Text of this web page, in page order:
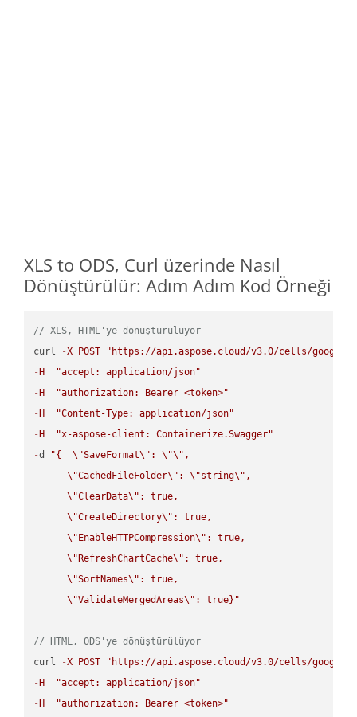
XLS to ODS, Curl üzerinde Nasıl
Dönüştürülür: Adım Adım Kod Örneği
// XLS, HTML'ye dönüştürülüyor
curl
-X POST
"https://api.aspose.cloud/v3.0/cells/
- H
"accept: application/json"
- H
"authorization: Bearer <token>"
- H
"Content-Type: application/json"
- H
"x-aspose-client: Containerize.Swagger"
-d "{ \"SaveFormat\" : \"\" ,
\"CachedFileFolder\" : \"string\" ,
\"ClearData\" : true,
\"CreateDirectory\" : true,
\" EnableHTTPCompression\" : true,
\" RefreshChartCache\" : true,
\"SortNames\" : true,
\"ValidateMergedAreas\" : true}"
// HTML, ODS'ye dönüştürülüyor
curl
-X POST
"https://api.aspose.cloud/v3.0/cells/
- H
"accept: application/json"
- H
"authorization: Bearer <token>"